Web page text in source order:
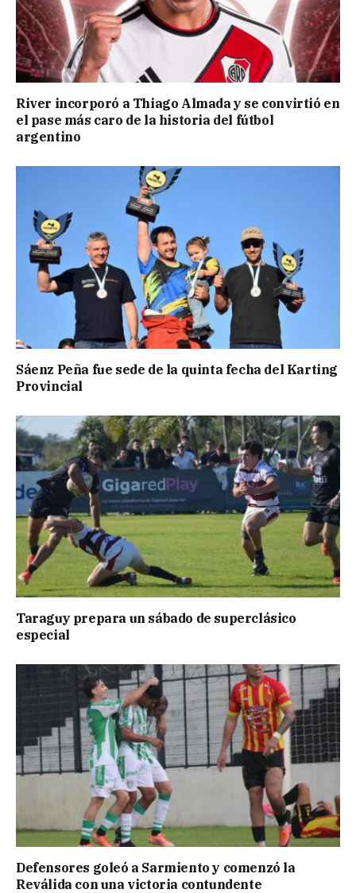
River incorporó a Thiago Almada y se convirtió en
el pase más caro de la historia del fútbol
argentino
Sáenz Peña fue sede de la quinta fecha del Karting
Provincial
Taraguy prepara un sábado de superclásico
especial
Defensores goleó a Sarmiento y comenzó la
Reválida con una victoria contundente